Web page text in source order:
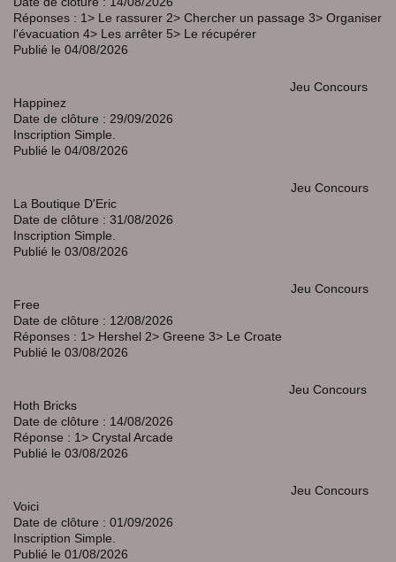
Réponses : 1> Le rassurer 2> Chercher un passage 3> Organiser
l'évacuation 4> Les arrêter 5> Le récupérer
Publié le 04/08/2026
Jeu Concours
Happinez
Date de clôture : 29/09/2026
Inscription Simple.
Publié le 04/08/2026
Jeu Concours
La Boutique D'Eric
Date de clôture : 31/08/2026
Inscription Simple.
Publié le 03/08/2026
Jeu Concours
Free
Date de clôture : 12/08/2026
Réponses : 1> Hershel 2> Greene 3> Le Croate
Publié le 03/08/2026
Jeu Concours
Hoth Bricks
Date de clôture : 14/08/2026
Réponse : 1> Crystal Arcade
Publié le 03/08/2026
Jeu Concours
Voici
Date de clôture : 01/09/2026
Inscription Simple.
Publié le 01/08/2026